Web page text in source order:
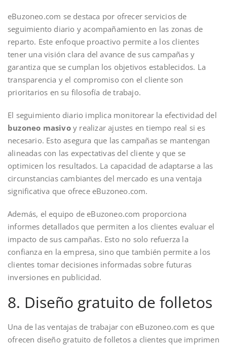
eBuzoneo.com se destaca por ofrecer servicios de
seguimiento diario y acompañamiento en las zonas de
reparto. Este enfoque proactivo permite a los clientes
tener una visión clara del avance de sus campañas y
garantiza que se cumplan los objetivos establecidos. La
transparencia y el compromiso con el cliente son
prioritarios en su filosofía de trabajo.
El seguimiento diario implica monitorear la efectividad del
buzoneo masivoy realizar ajustes en tiempo real si es
necesario. Esto asegura que las campañas se mantengan
alineadas con las expectativas del cliente y que se
optimicen los resultados. La capacidad de adaptarse a las
circunstancias cambiantes del mercado es una ventaja
significativa que ofrece eBuzoneo.com.
Además, el equipo de eBuzoneo.com proporciona
informes detallados que permiten a los clientes evaluar el
impacto de sus campañas. Esto no solo refuerza la
confianza en la empresa, sino que también permite a los
clientes tomar decisiones informadas sobre futuras
inversiones en publicidad.
8. Diseño gratuito de folletos
Una de las ventajas de trabajar con eBuzoneo.com es que
ofrecen diseño gratuito de folletos a clientes que imprimen